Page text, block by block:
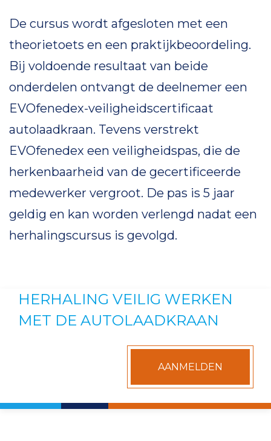
De cursus wordt afgesloten met een
theorietoets en een praktijkbeoordeling.
Bij voldoende resultaat van beide
onderdelen ontvangt de deelnemer een
EVOfenedex-veiligheidscertificaat
autolaadkraan. Tevens verstrekt
EVOfenedex een veiligheidspas, die de
herkenbaarheid van de gecertificeerde
medewerker vergroot. De pas is 5 jaar
geldig en kan worden verlengd nadat een
herhalingscursus is gevolgd.
HERHALING VEILIG WERKEN
MET DE AUTOLAADKRAAN
AANMELDEN